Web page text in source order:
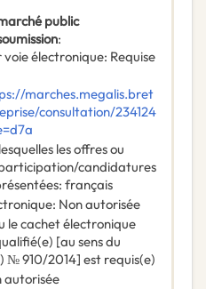
public
:
voie électronique: Requise
marches.megalis.bret
consultation/234124
les offres ou
candidatures
: français
: Non autorisée
le cachet électronique
[au sens du
№ 910/2014] est requis(e)
autorisée